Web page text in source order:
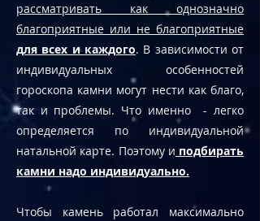
рассматривать как однозначно
благоприятные или не благоприятные
для всех и каждого. В зависимости от
индивидуальных особенностей
гороскопа камни могут нести как благо,
так и проблемы. Что именно - легко
определяется по индивидуальной
натальной карте. Поэтому и подбирать
камни надо индивидуально.
Чтобы камень работал максимально